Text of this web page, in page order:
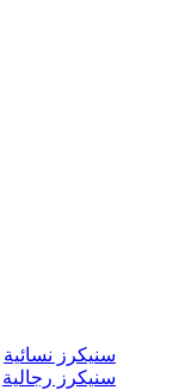
سنيكرز نسائية
سنيكرز رجالية